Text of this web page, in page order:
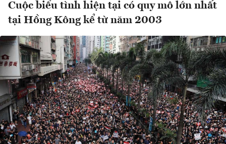
Cuộc biểu tình hiện tại có quy mô lớn nhất
tại Hồng Kông kể từ năm 2003